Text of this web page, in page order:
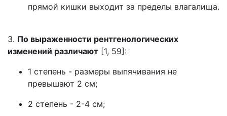
прямой кишки выходит за пределы влагалища.
3. По выраженности рентгенологических
изменений различают [1, 59]:
1 степень - размеры выпячивания не
превышают 2 см;
2 степень - 2-4 см;